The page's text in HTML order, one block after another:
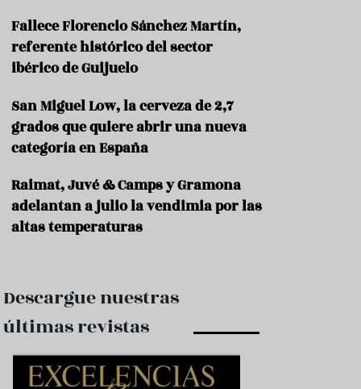
e
r
a
n
s
F
n
Fallece Florencio Sánchez Martín,
referente histórico del sector
ibérico de Guijuelo
San Miguel Low, la cerveza de 2,7
grados que quiere abrir una nueva
categoría en España
Raimat, Juvé & Camps y Gramona
adelantan a julio la vendimia por las
altas temperaturas
Descargue nuestras
últimas revistas